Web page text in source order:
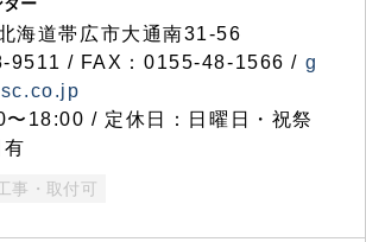
道帯広市大通南31-56
9511 / FAX：0155-48-1566 / g
18:00 / 定休日：日曜日・祝祭
有
事・取付可